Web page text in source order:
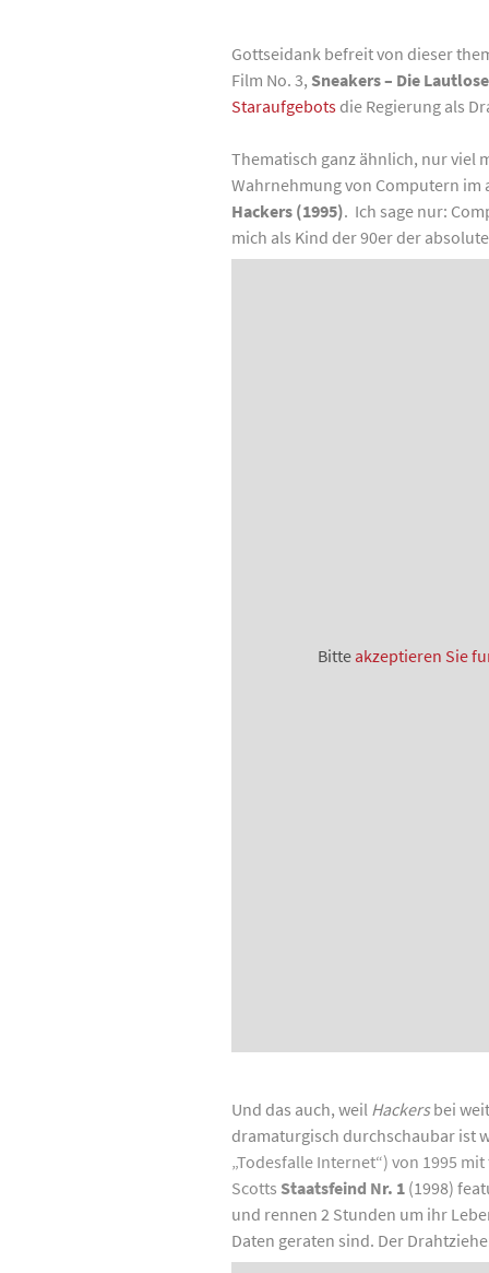
Gottseidank befreit von dieser
Film No. 3, Sneakers – Die
Staraufgebotsdie Regierung als
Thematisch ganz ähnlich, nur viel
Wahrnehmung von Computern im
Hackers (1995). Ich sage nur:
mich als Kind der 90er der
Bitte akzeptieren Sie
Und das auch, weil Hackersbei
dramaturgisch durchschaubar ist
„Todesfalle Internet“) von 1995
Scotts Staatsfeind Nr. 1 (1998)
und rennen 2 Stunden um ihr
Daten geraten sind. Der